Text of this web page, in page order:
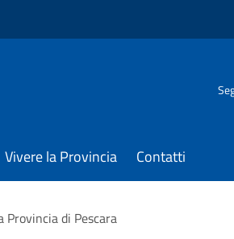
Vivere la Provincia Contatti
di Pescara